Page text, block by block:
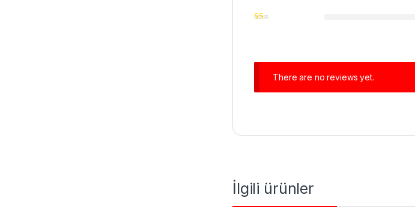
There are no reviews yet.
İlgili ürünler